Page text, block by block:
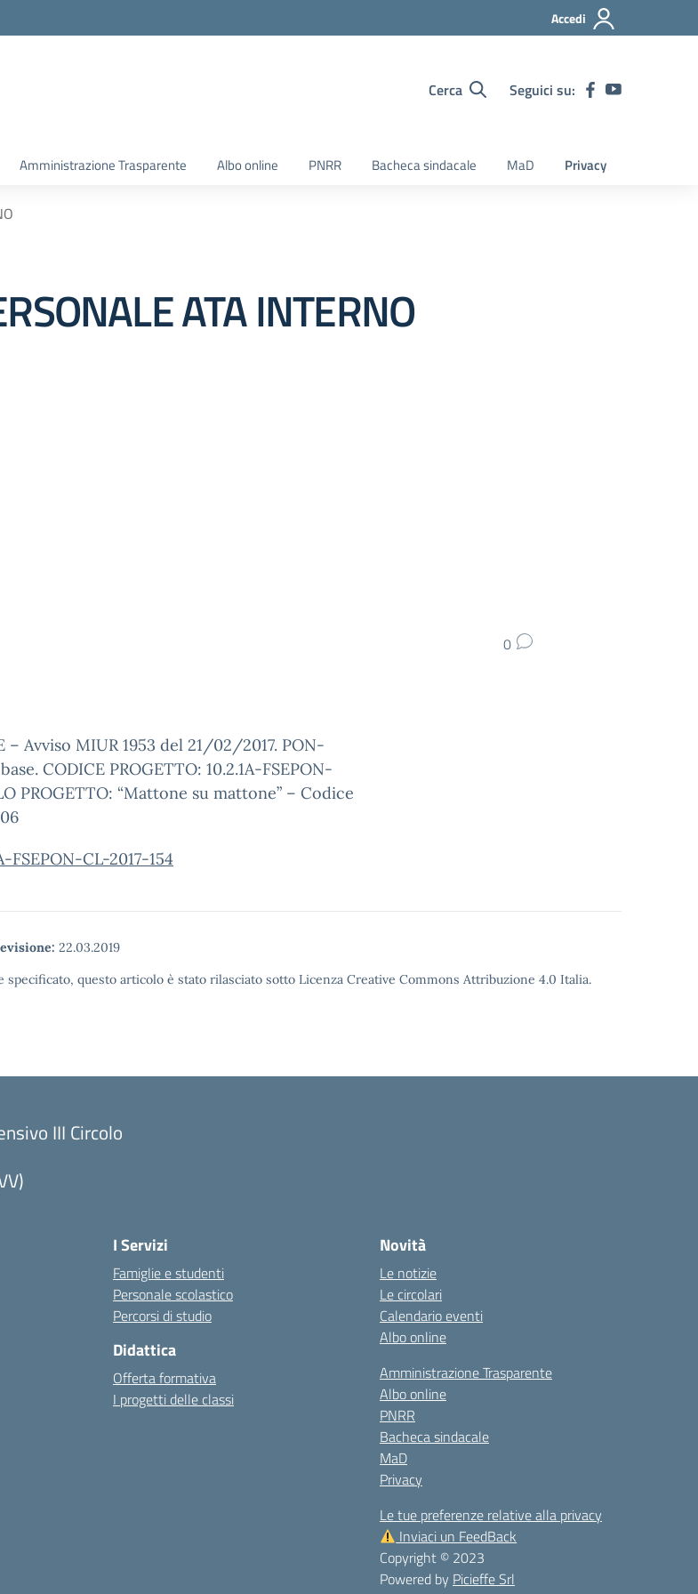
Accedi
Cerca Seguici su:
Amministrazione Trasparente Albo online PNRR Bacheca sindacale MaD Privacy
ATA INTERNO
0
– Avviso MIUR 1953 del 21/02/2017. PON-
CODICE PROGETTO: 10.2.1A-FSEPON-
PROGETTO: “Mattone su mattone” – Codice
FSEPON-CL-2017-154
22.03.2019
specificato, questo articolo è stato rilasciato sotto Licenza Creative Commons Attribuzione 4.0 Italia.
III Circolo
I Servizi
Famiglie e studenti
Personale scolastico
Percorsi di studio
Didattica
Offerta formativa
I progetti delle classi
Novità
Le notizie
Le circolari
Calendario eventi
Albo online
Amministrazione Trasparente
Albo online
PNRR
Bacheca sindacale
MaD
Privacy
Le tue preferenze relative alla privacy
Inviaci un FeedBack
Copyright © 2023
Powered by Picieffe Srl